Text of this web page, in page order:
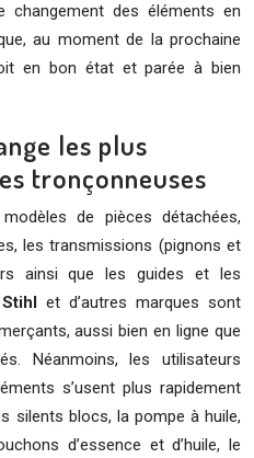
changement des éléments en
au moment de la prochaine
en bon état et parée à bien
les plus
tronçonneuses
de pièces détachées,
les transmissions (pignons et
ainsi que les guides et les
et d’autres marques sont
aussi bien en ligne que
Néanmoins, les utilisateurs
s’usent plus rapidement
silents blocs, la pompe à huile,
d’essence et d’huile, le